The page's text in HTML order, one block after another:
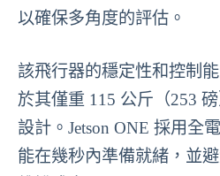
以確保多角度的評估。
該飛行器的穩定性和控制
於其僅重 115 公斤（253
設計。Jetson ONE 採用全
能在幾秒內準備就緒，並